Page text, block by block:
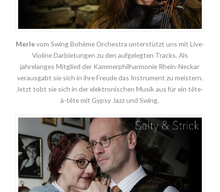
Merlevom Swing Bohème Orchestra unterstützt uns mit Live-
Violine Darbietungen zu den aufgelegten Tracks. Als
jahrelanges Mitglied der Kammerphilharmonie Rhein-Neckar
verausgabt sie sich in ihre Freude das Instrument zu meistern.
Jetzt tobt sie sich in der elektronischen Musik aus für ein tête-
à-tête mit Gypsy Jazz und Swing.